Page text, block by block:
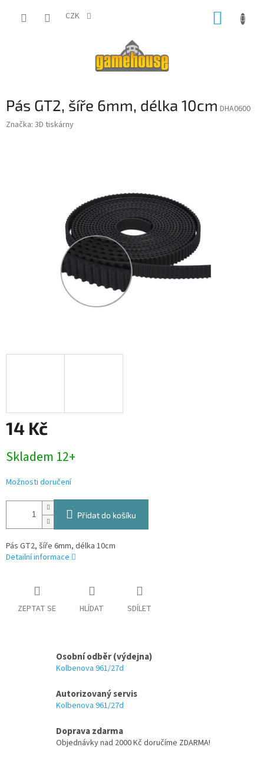
CZK
Pás GT2, šíře 6mm, délka 10cm DHA0600
Značka: 3D tiskárny
14 Kč
cena:
Skladem 12+
Možnosti doručení
Přidat do košíku
Pás GT2, šíře 6mm, délka 10cm
Detailní informace
ZEPTAT SE HLÍDAT SDÍLET
Osobní odběr (výdejna)
Kolbenova 961/27d
Autorizovaný servis
Kolbenova 961/27d
Doprava zdarma
Objednávky nad 2000 Kč doručíme ZDARMA!